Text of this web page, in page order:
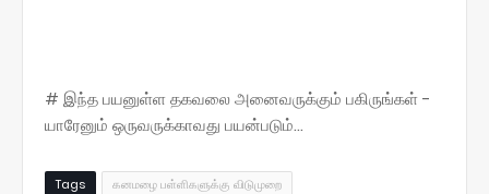
# இந்த பயனுள்ள தகவலை அனைவருக்கும் பகிருங்கள் -
யாரேனும் ஒருவருக்காவது பயன்படும்...
Tags கனமழை பள்ளிகளுக்கு விடுமுறை